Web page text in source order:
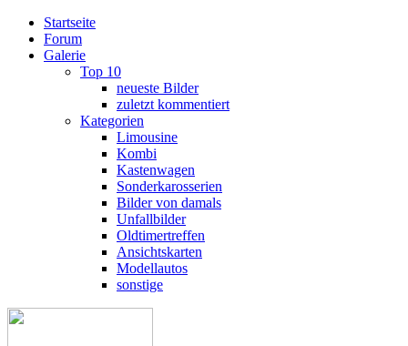
Startseite
Forum
Galerie
Top 10
neueste Bilder
zuletzt kommentiert
Kategorien
Limousine
Kombi
Kastenwagen
Sonderkarosserien
Bilder von damals
Unfallbilder
Oldtimertreffen
Ansichtskarten
Modellautos
sonstige